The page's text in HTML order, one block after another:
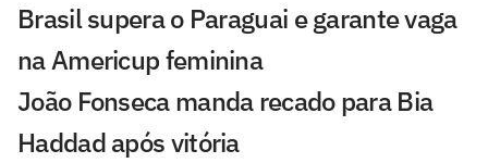
Brasil supera o Paraguai e garante vaga
na Americup feminina
João Fonseca manda recado para Bia
Haddad após vitória